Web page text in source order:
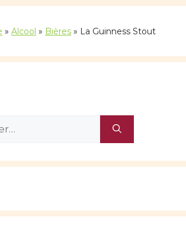
» Alcool » Bières » La Guinness Stout